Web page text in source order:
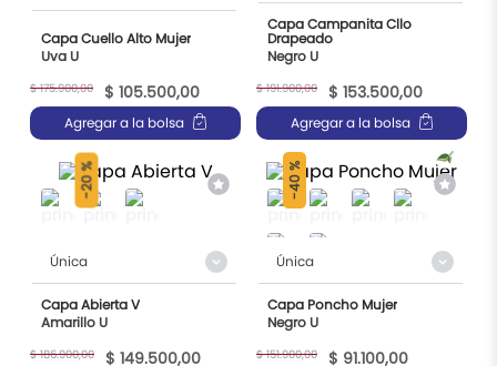
Capa Cuello Alto Mujer
Uva U
$ 175.900,00 $ 105.500,00
Agregar a la bolsa
Capa Campanita Cllo
Drapeado
Negro U
$ 191.900,00 $ 153.500,00
Agregar a la bolsa
-
20 %
Única
Capa Abierta V
Amarillo U
$ 186.900,00 $ 149.500,00
40 %
Única
Capa Poncho Mujer
Negro U
$ 151.900,00 $ 91.100,00
6.
capa
7.
chaleco mujer
8.
navidad
chalecos
10. ruana